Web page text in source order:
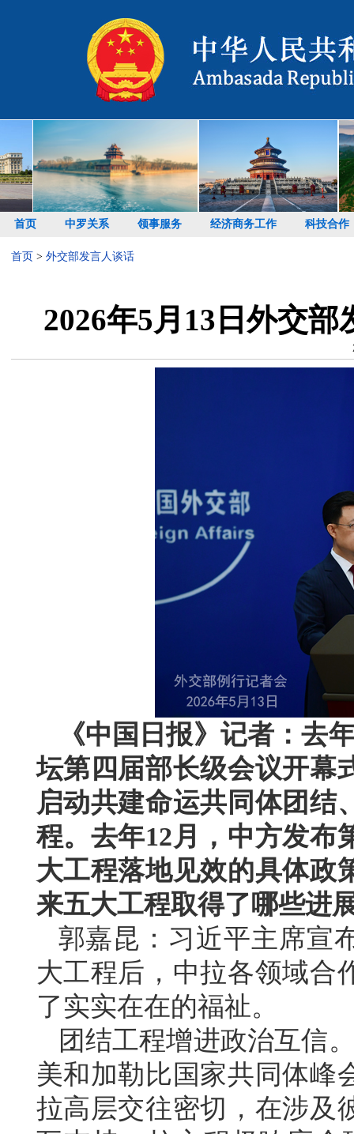
首页 中罗关系 领事服务 经济商务工作 科技合作
首页 > 外交部发言人谈话
2026年5月13日外交
《中国日报》记者：去
坛第四届部长级会议开幕
启动共建命运共同体团结
程。去年12月，中方发布
大工程落地见效的具体政
来五大工程取得了哪些进
郭嘉昆：习近平主席宣
大工程后，中拉各领域合
了实实在在的福祉。
团结工程增进政治互信
美和加勒比国家共同体峰
拉高层交往密切，在涉及